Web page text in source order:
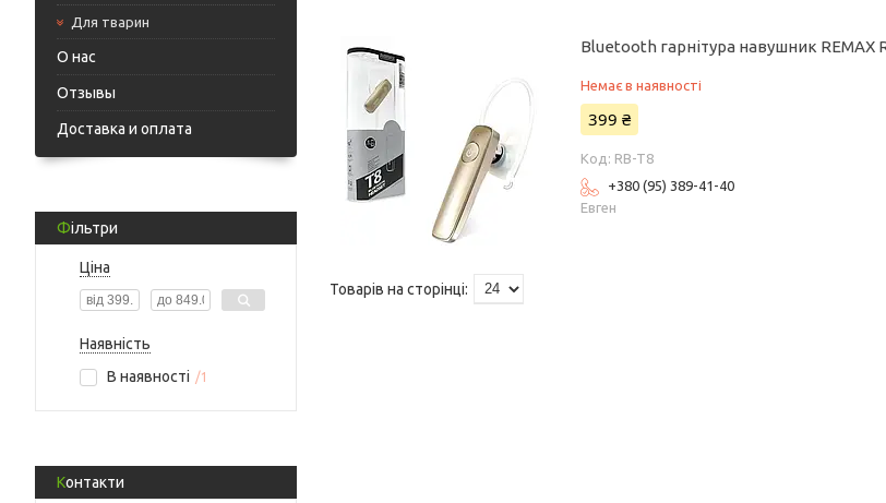
Для тварин
О нас
Отзывы
Доставка и оплата
Фільтри
Ціна
Наявність
В наявності
1
Контакти
Bluetooth гарнітура навушник REMAX
Немає в наявності
399 ₴
RB-T8
+380 (95) 389-41-40
Евген